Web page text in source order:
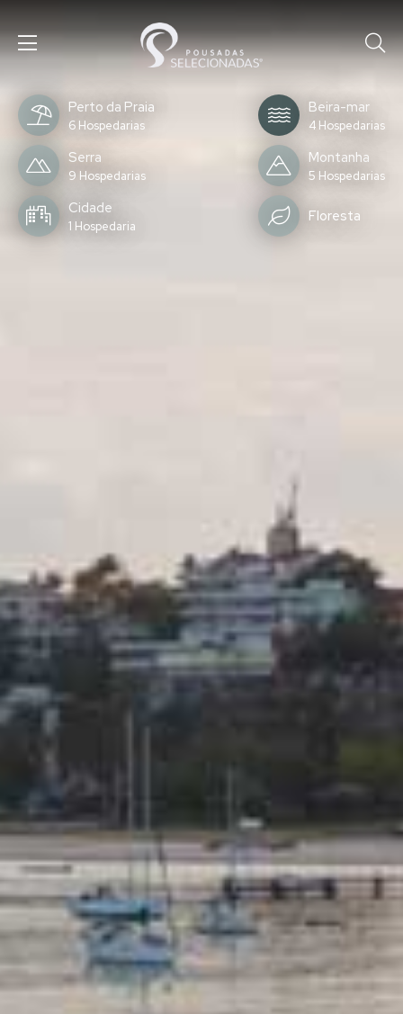
Perto da Praia
6 Hospedarias
Serra
9 Hospedarias
Cidade
1 Hospedaria
Beira-mar
4 Hospedarias
Montanha
5 Hospedarias
Floresta